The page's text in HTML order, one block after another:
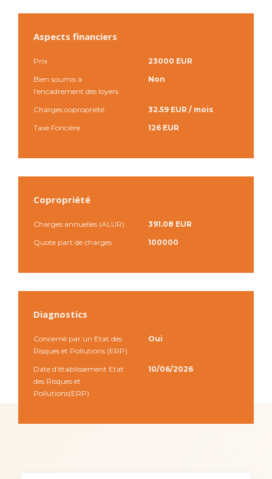
Aspects financiers
Prix
23000 EUR
Bien soumis à
l'encadrement des loyers
Non
Charges copropriété
32.59 EUR / mois
Taxe Foncière
126 EUR
Copropriété
Charges annuelles (ALUR)
391.08 EUR
Quote part de charges
100000
Diagnostics
Concerné par un Etat des
Risques et Pollutions (ERP)
Oui
Date d'établissement Etat
des Risques et
Pollutions(ERP)
10/06/2026